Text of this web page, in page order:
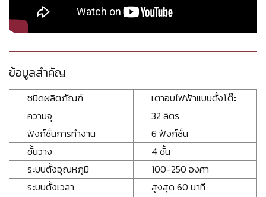
ข้อมูลสำคัญ
ชนิดผลิตภัณฑ์
เตาอบไฟฟ้าแบบตั้งโต๊ะ
ความจุ
32 ลิตร
ฟังก์ชั่นการทำงาน
6 ฟังก์ชั่น
ชั้นวาง
4 ชั้น
ระบบตั้งอุณหภูมิ
100-250 องศา
ระบบตั้งเวลา
สูงสุด 60 นาที